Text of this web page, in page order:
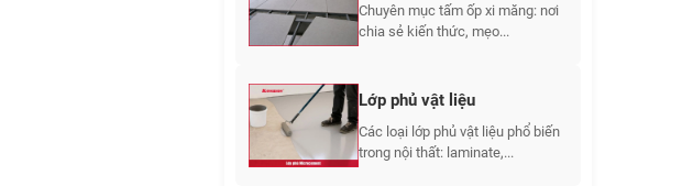
Chuyên mục tấm ốp xi măng: nơi
chia sẻ kiến thức, mẹo...
Lớp phủ vật liệu
Các loại lớp phủ vật liệu phổ biến
trong nội thất: laminate,...